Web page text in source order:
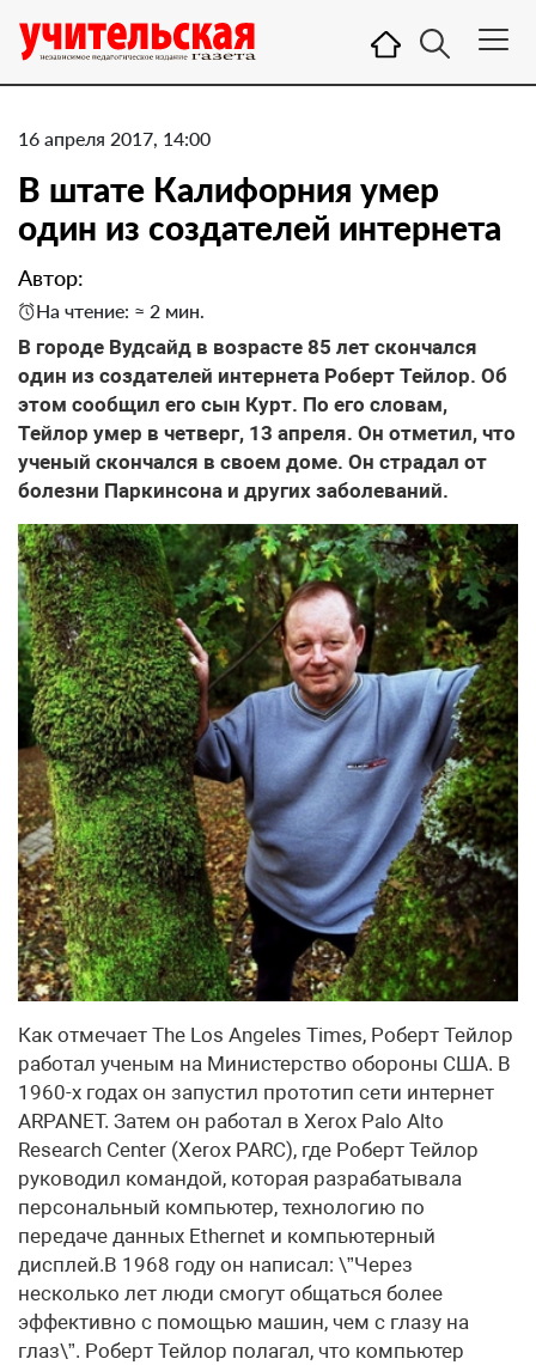
16 апреля 2017, 14:00
В штате Калифорния умер
один из создателей интернета
Автор:
На чтение: ≈ 2 мин.
В городе Вудсайд в возрасте 85 лет скончался
один из создателей интернета Роберт Тейлор. Об
этом сообщил его сын Курт. По его словам,
Тейлор умер в четверг, 13 апреля. Он отметил, что
ученый скончался в своем доме. Он страдал от
болезни Паркинсона и других заболеваний.
Как отмечает The Los Angeles Times, Роберт Тейлор
работал ученым на Министерство обороны США. В
1960-х годах он запустил прототип сети интернет
ARPANET. Затем он работал в Xerox Palo Alto
Research Center (Xerox PARC), где Роберт Тейлор
руководил командой, которая разрабатывала
персональный компьютер, технологию по
передаче данных Ethernet и компьютерный
дисплей.В 1968 году он написал: \”Через
несколько лет люди смогут общаться более
эффективно с помощью машин, чем с глазу на
глаз\”. Роберт Тейлор полагал, что компьютер